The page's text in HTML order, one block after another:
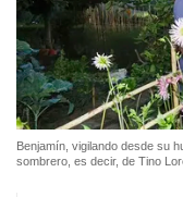
Benjamín, vigilando desde su
sombrero, es decir, de Tino